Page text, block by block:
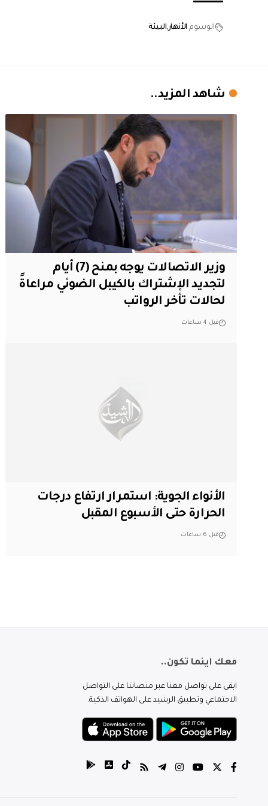
الوسوم الأنهارالبيئة
شاهد المزيد..
وزير الاتصالات يوجه بمنح (7) أيام
لتجديد الإشتراك بالكيبل الضوئي مراعاةً
لحالات تأخر الرواتب
قبل 4 ساعات
الأنواء الجوية: استمرار ارتفاع درجات
الحرارة حتى الأسبوع المقبل
قبل 6 ساعات
معك اينما تكون..
ابقى على تواصل معنا عبر منصاتنا على التواصل
الاجتماعي وتطبيق الرشيد على الهواتف الذكية.